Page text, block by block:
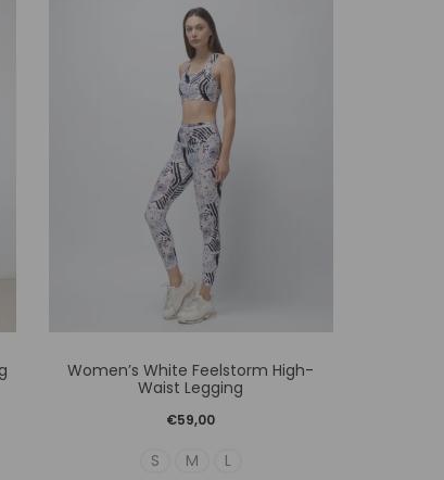
το
Women’s White Feelstorm High-
Waist Legging
€59,00
S M L